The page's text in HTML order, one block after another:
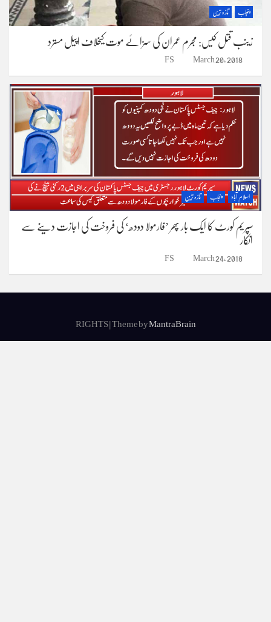
پنجاب تازہ ترین
زینب قتل کیس: مجرم عمران کی سزائے موت کیخلاف اپیل مسترد
March 20, 2018
FS
اسلام آباد پنجاب تازہ ترین
سپریم کورٹ کا ایک بار پھر ’فارمولا دودھ‘ کی فروخت کی اجازت دینے سے
انکار
March 24, 2018
FS
RIGHTS | Theme byMantraBrain